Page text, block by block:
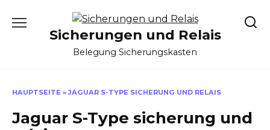
Sicherungen und Relais
Belegung Sicherungskasten
HAUPTSEITE »JAGUAR S-TYPE SICHERUNG UND RELAIS
Jaguar S-Type sicherung und